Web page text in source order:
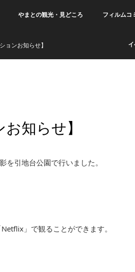
やまとの観光・見どころ フィルムコ
ョンお知らせ】
知らせ】
を引地台公園で行いました。
」で観ることができます。